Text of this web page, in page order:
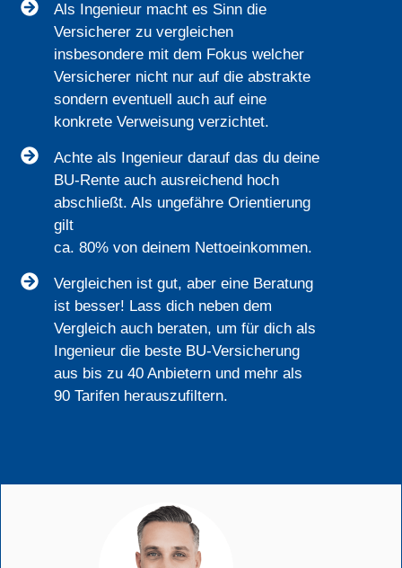
Als Ingenieur macht es Sinn die
Versicherer zu vergleichen
insbesondere mit dem Fokus welcher
Versicherer nicht nur auf die abstrakte
sondern eventuell auch auf eine
konkrete Verweisung verzichtet.
Achte als Ingenieur darauf das du deine
BU-Rente auch ausreichend hoch
abschließt. Als ungefähre Orientierung
gilt
ca. 80% von deinem Nettoeinkommen.
Vergleichen ist gut, aber eine Beratung
ist besser! Lass dich neben dem
Vergleich auch beraten, um für dich als
Ingenieur die beste BU-Versicherung
aus bis zu 40 Anbietern und mehr als
90 Tarifen herauszufiltern.